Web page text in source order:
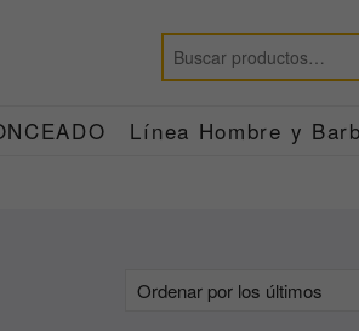
Línea Hombre y